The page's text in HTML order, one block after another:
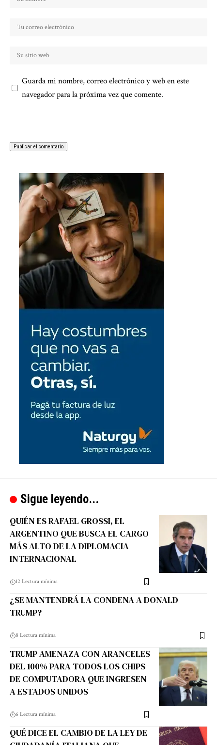
Guarda mi nombre, correo electrónico y web en este
navegador para la próxima vez que comente.
Sigue leyendo...
QUIÉN ES RAFAEL GROSSI, EL
ARGENTINO QUE BUSCA EL CARGO
MÁS ALTO DE LA DIPLOMACIA
INTERNACIONAL
12 Lectura mínima
¿SE MANTENDRÁ LA CONDENA A DONALD
TRUMP?
8 Lectura mínima
TRUMP AMENAZA CON ARANCELES
DEL 100% PARA TODOS LOS CHIPS
DE COMPUTADORA QUE INGRESEN
A ESTADOS UNIDOS
6 Lectura mínima
QUÉ DICE EL CAMBIO DE LA LEY DE